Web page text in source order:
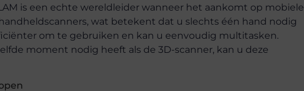
is een echte wereldleider wanneer het aankomt op mobiele
wat betekent dat u slechts één hand nodig
om te gebruiken en kan u eenvoudig multitasken.
moment nodig heeft als de 3D-scanner, kan u deze